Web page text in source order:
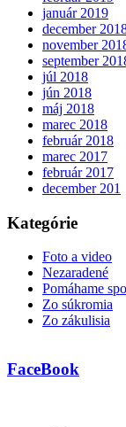
január 2019
december
november
september
júl 2018
jún 2018
máj 2018
marec 2018
február 2018
marec 2017
február 2017
december 201
Kategórie
Foto a video
Nezaradené
Pomáhame
Zo súkromia
Zo zákulisia
FaceBook